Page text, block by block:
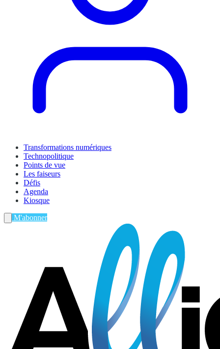
Transformations numériques
Technopolitique
Points de vue
Les faiseurs
Défis
Agenda
Kiosque
M'abonner